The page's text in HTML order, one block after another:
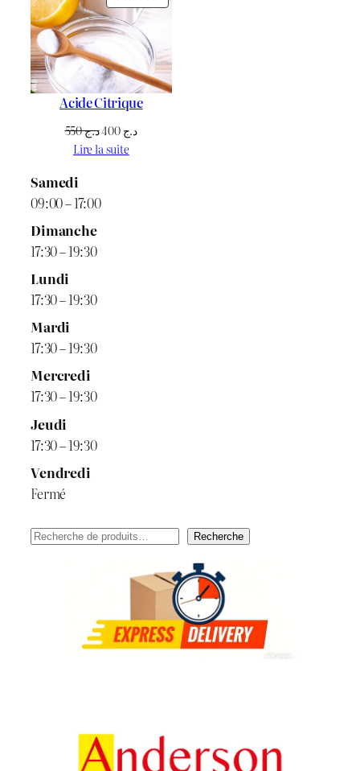
د.ج 3.800. EN
Acide Citrique
د.ج550
Le
prix
د.ج400
Le
Lire la suite
Samedi
09:00 – 17:00
Dimanche
17:30 – 19:30
Lundi
17:30 – 19:30
Mardi
17:30 – 19:30
Mercredi
17:30 – 19:30
Jeudi
17:30 – 19:30
Vendredi
Fermé
Rechercher Recherche